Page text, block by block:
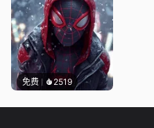
免费 2519